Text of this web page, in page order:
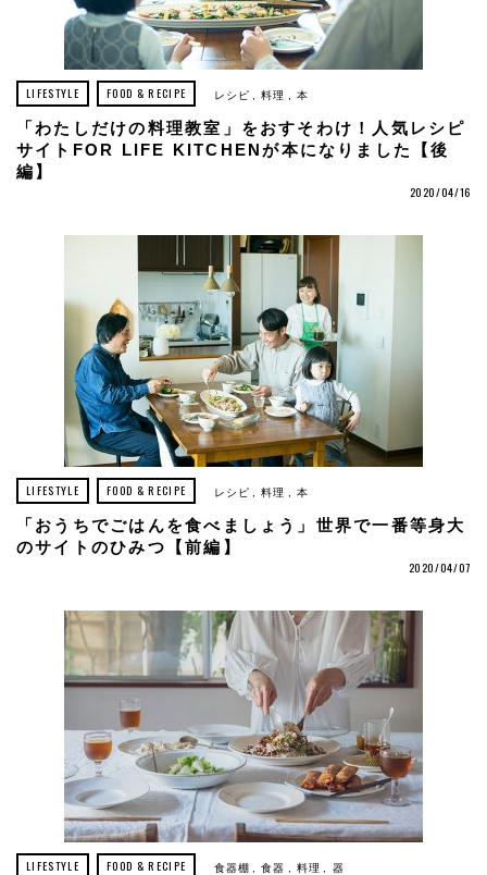
LIFESTYLE FOOD & RECIPE レシピ 料理 本
「わたしだけの料理教室」をおすそわけ！人気レシピ
サイトFOR LIFE KITCHENが本になりました【後
編】
2020/04/16
LIFESTYLE FOOD & RECIPE レシピ 料理 本
「おうちでごはんを食べましょう」世界で一番等身大
のサイトのひみつ【前編】
2020/04/07
LIFESTYLE FOOD & RECIPE 食器棚 食器 料理 器